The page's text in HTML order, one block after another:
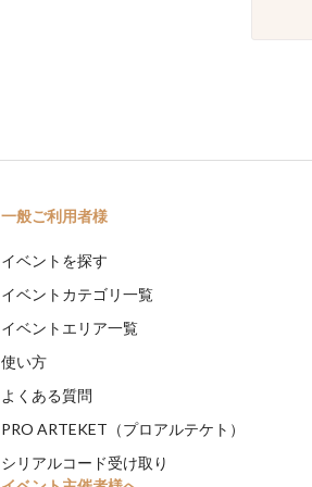
一般ご利用者様
イベントを探す
イベントカテゴリ一覧
イベントエリア一覧
使い方
よくある質問
PRO ARTEKET（プロアルテケト）
シリアルコード受け取り